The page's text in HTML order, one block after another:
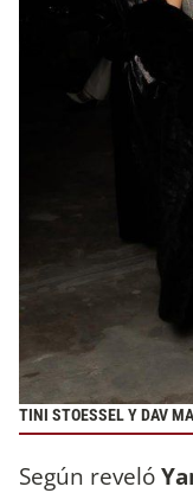
TINI STOESSEL Y DAV
Según reveló